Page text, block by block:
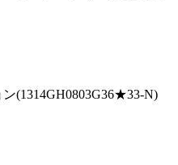
(1314GH0803G36★33-N)